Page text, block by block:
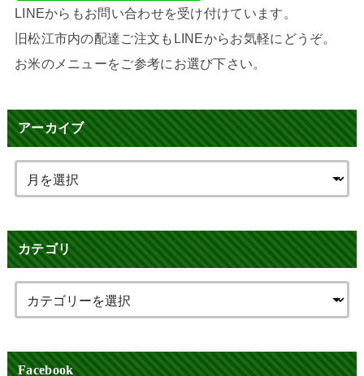
LINEからもお問い合わせを受け付けています。
旧松江市内の配達ご注文もLINEからお気軽にどうぞ。
お米のメニューをご参考にお選び下さい。
アーカイブ
カテゴリ
Facebook